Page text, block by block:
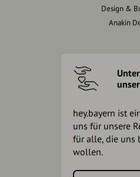
Design &
Anakin
hey.bayern ist
uns für unsere
für alle, die uns
wollen.